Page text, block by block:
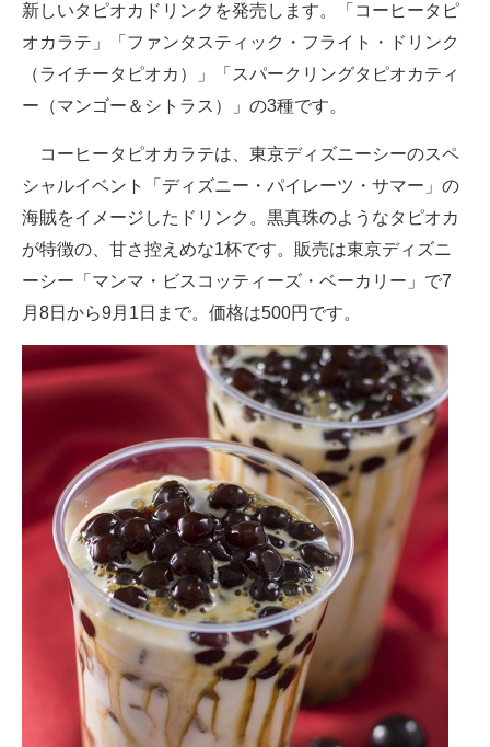
ITの今と未来を見通す
スマホと通信の最新トレンド
ビジネスと働き方のヒント
企業ITのトレンドを詳説
経営リーダーのコミュニティ
マーケ×ITの今がよく分かる
ITエンジニア向け専門サイト
企業向けIT製品の総合サイト
IT製品の技術・比較・事例
製造業のIT導入・活用を支援
モノづくり技術者専門サイト
エレクトロニクス専門サイト
電子設計の基本と応用
新しいタピオカドリンクを発売します。「コーヒータピ
オカラテ」「ファンタスティック・フライト・ドリンク
（ライチータピオカ）」「スパークリングタピオカティ
ー（マンゴー＆シトラス）」の3種です。
コーヒータピオカラテは、東京ディズニーシーのスペ
シャルイベント「ディズニー・パイレーツ・サマー」の
海賊をイメージしたドリンク。黒真珠のようなタピオカ
が特徴の、甘さ控えめな1杯です。販売は東京ディズニ
ーシー「マンマ・ビスコッティーズ・ベーカリー」で7
月8日から9月1日まで。価格は500円です。